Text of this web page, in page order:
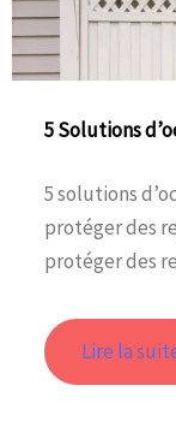
5 Solutions
5 solutions
protéger des
protéger des
Lire la